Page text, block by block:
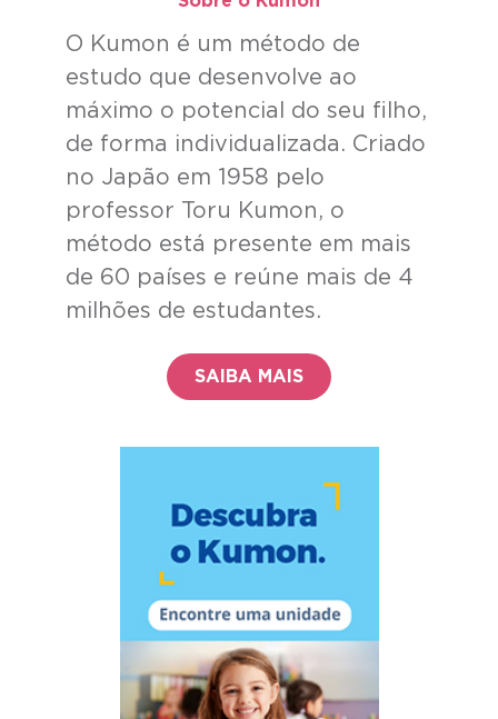
O Kumon é um método de
estudo que desenvolve ao
máximo o potencial do seu filho,
de forma individualizada. Criado
no Japão em 1958 pelo
professor Toru Kumon, o
método está presente em mais
de 60 países e reúne mais de 4
milhões de estudantes.
SAIBA MAIS